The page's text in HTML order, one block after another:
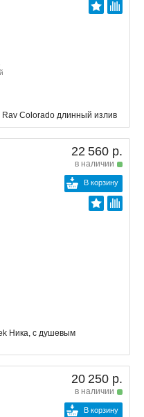
Colorado длинный излив
22 560 р.
в наличии
В корзину
Ника, с душевым
20 250 р.
в наличии
В корзину